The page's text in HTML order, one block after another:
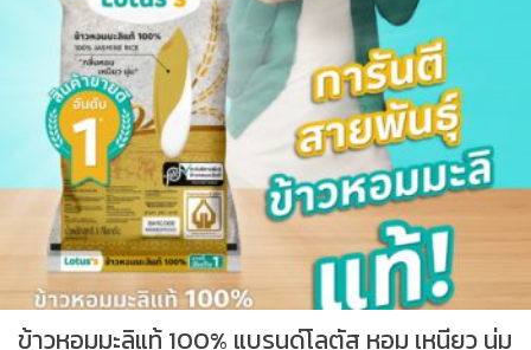
ข้าวหอมมะลิแท้ 100% แบรนด์โลตัส หอม เหนียว นุ่ม